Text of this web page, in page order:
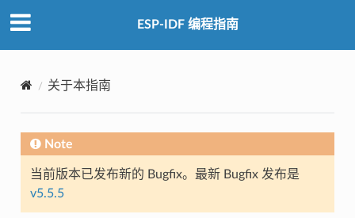
ESP-IDF 编程指南
关于本指南
Note
当前版本已发布新的 Bugfix。最新 Bugfix 发布是
v5.5.5